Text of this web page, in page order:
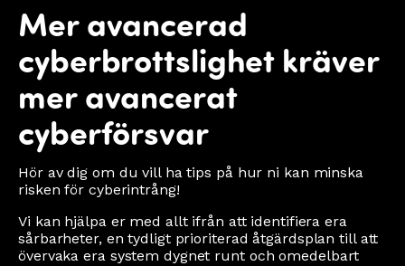
Mer avancerad
cyberbrottslighet kräver
mer avancerat
cyberförsvar
Hör av dig om du vill ha tips på hur ni kan minska
risken för cyberintrång!
Vi kan hjälpa er med allt ifrån att identifiera era
sårbarheter, en tydligt prioriterad åtgärdsplan till att
övervaka era system dygnet runt och omedelbart